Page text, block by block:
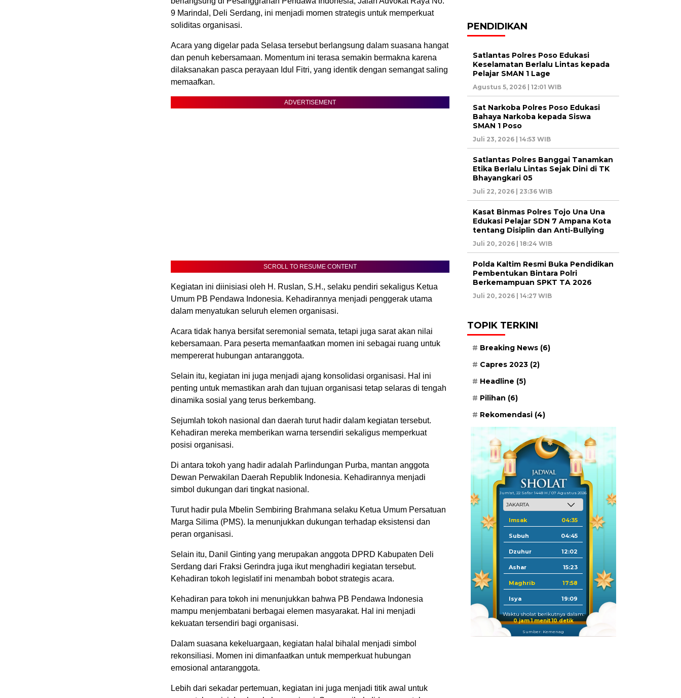
9 Marindal, Deli Serdang, ini menjadi momen strategis untuk memperkuat
soliditas organisasi.
Acara yang digelar pada Selasa tersebut berlangsung dalam suasana hangat
dan penuh kebersamaan. Momentum ini terasa semakin bermakna karena
dilaksanakan pasca perayaan Idul Fitri, yang identik dengan semangat saling
memaafkan.
ADVERTISEMENT
SCROLL TO RESUME CONTENT
Kegiatan ini diinisiasi oleh H. Ruslan, S.H., selaku pendiri sekaligus Ketua
Umum PB Pendawa Indonesia. Kehadirannya menjadi penggerak utama
dalam menyatukan seluruh elemen organisasi.
Acara tidak hanya bersifat seremonial semata, tetapi juga sarat akan nilai
kebersamaan. Para peserta memanfaatkan momen ini sebagai ruang untuk
mempererat hubungan antaranggota.
Selain itu, kegiatan ini juga menjadi ajang konsolidasi organisasi. Hal ini
penting untuk memastikan arah dan tujuan organisasi tetap selaras di tengah
dinamika sosial yang terus berkembang.
Sejumlah tokoh nasional dan daerah turut hadir dalam kegiatan tersebut.
Kehadiran mereka memberikan warna tersendiri sekaligus memperkuat
posisi organisasi.
Di antara tokoh yang hadir adalah Parlindungan Purba, mantan anggota
Dewan Perwakilan Daerah Republik Indonesia. Kehadirannya menjadi
simbol dukungan dari tingkat nasional.
Turut hadir pula Mbelin Sembiring Brahmana selaku Ketua Umum Persatuan
Marga Silima (PMS). Ia menunjukkan dukungan terhadap eksistensi dan
peran organisasi.
Selain itu, Danil Ginting yang merupakan anggota DPRD Kabupaten Deli
Serdang dari Fraksi Gerindra juga ikut menghadiri kegiatan tersebut.
Kehadiran tokoh legislatif ini menambah bobot strategis acara.
Kehadiran para tokoh ini menunjukkan bahwa PB Pendawa Indonesia
mampu menjembatani berbagai elemen masyarakat. Hal ini menjadi
kekuatan tersendiri bagi organisasi.
Dalam suasana kekeluargaan, kegiatan halal bihalal menjadi simbol
rekonsiliasi. Momen ini dimanfaatkan untuk memperkuat hubungan
emosional antaranggota.
Lebih dari sekadar pertemuan, kegiatan ini juga menjadi titik awal untuk
PENDIDIKAN
Satlantas Polres Poso Edukasi
Keselamatan Berlalu Lintas kepada
Pelajar SMAN 1 Lage
Agustus 5, 2026 | 12:01 WIB
Sat Narkoba Polres Poso Edukasi
Bahaya Narkoba kepada Siswa
SMAN 1 Poso
Juli 23, 2026 | 14:53 WIB
Satlantas Polres Banggai Tanamkan
Etika Berlalu Lintas Sejak Dini di TK
Bhayangkari 05
Juli 22, 2026 | 23:36 WIB
Kasat Binmas Polres Tojo Una Una
Edukasi Pelajar SDN 7 Ampana Kota
tentang Disiplin dan Anti-Bullying
Juli 20, 2026 | 18:24 WIB
Polda Kaltim Resmi Buka Pendidikan
Pembentukan Bintara Polri
Berkemampuan SPKT TA 2026
Juli 20, 2026 | 14:27 WIB
TOPIK TERKINI
Breaking News (6)
Capres 2023 (2)
Headline (5)
Pilihan (6)
Rekomendasi (4)
Jum'at, 22 Safar 1448 H / 07 Agustus 2026
Imsak 04:35
Subuh 04:45
Dzuhur 12:02
Ashar 15:23
Maghrib 17:58
Isya 19:09
Waktu sholat berikutnya dalam:
0 jam 1 menit 9 detik
Sumber: Kemenag